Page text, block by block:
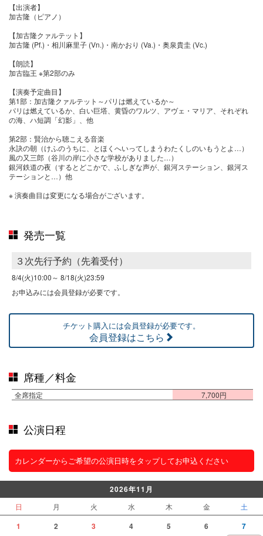
【出演者】
加古隆（ピアノ）
【加古隆クァルテット】
加古隆 (Pf.)・相川麻里子 (Vn.)・南かおり (Va.)・奥泉貴圭 (Vc.)
【朗読】
加古臨王 ※第2部のみ
【演奏予定曲目】
第1部：加古隆クァルテット～パリは燃えているか～
パリは燃えているか、白い巨塔、黄昏のワルツ、アヴェ・マリア、それぞれ
の海、ハ短調「幻影」、他
第2部：賢治から聴こえる音楽
永訣の朝（けふのうちに、とほくへいってしまうわたくしのいもうとよ…）
風の又三郎（谷川の岸に小さな学校がありました…）
銀河鉄道の夜（するとどこかで、ふしぎな声が、銀河ステーション、銀河ス
テーションと…）他
※ 演奏曲目は変更になる場合がございます。
発売一覧
３次先行予約（先着受付）
8/4(火)10:00～ 8/18(火)23:59
お申込みには会員登録が必要です。
チケット購入には会員登録が必要です。
会員登録はこちら
席種／料金
全席指定 7,700円
公演日程
カレンダーからご希望の公演日時をタップしてお申込ください
2026年11月
日 月 火 水 木 金 土
1 2 3 4 5 6 7